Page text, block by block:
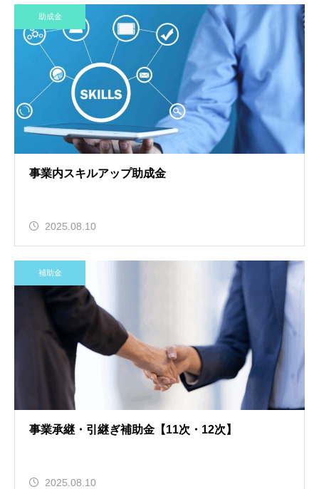
助成金
事業内スキルアップ助成金
2025.08.10
補助金
事業承継・引継ぎ補助金【11次・12次】
2025.08.10